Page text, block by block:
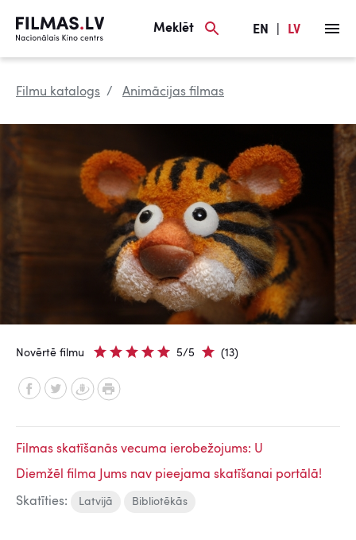
Meklēt EN LV
Filmu katalogs Animācijas filmas
Novērtē filmu 5/5 (13)
Filmas skatīšanās vecuma ierobežojums: U
Diemžēl filma Jums nav pieejama skatīšanai portālā!
Skatīties: Latvijā Bibliotēkās